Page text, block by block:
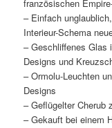
französischen
– Einfach
Interieur-Schema
– Geschliffenes Glas
Designs und
– Ormolu-Leuchten
Designs
– Geflügelter Cherub
– Gekauft bei einem